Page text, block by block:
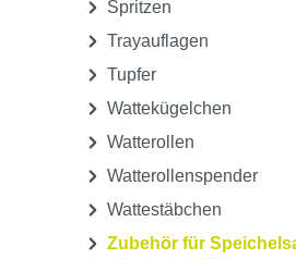
Spritzen
Trayauflagen
Tupfer
Wattekügelchen
Watterollen
Watterollenspender
Wattestäbchen
Zubehör für